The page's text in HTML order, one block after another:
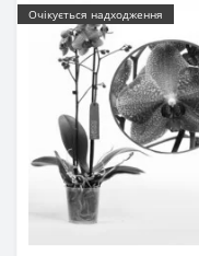
Очікується надходження